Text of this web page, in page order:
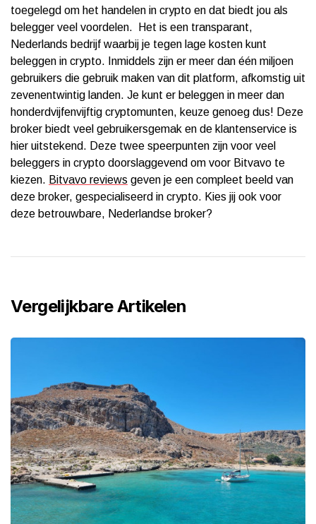
toegelegd om het handelen in crypto en dat biedt jou als
belegger veel voordelen. Het is een transparant,
Nederlands bedrijf waarbij je tegen lage kosten kunt
beleggen in crypto. Inmiddels zijn er meer dan één miljoen
gebruikers die gebruik maken van dit platform, afkomstig uit
zevenentwintig landen. Je kunt er beleggen in meer dan
honderdvijfenvijftig cryptomunten, keuze genoeg dus! Deze
broker biedt veel gebruikersgemak en de klantenservice is
hier uitstekend. Deze twee speerpunten zijn voor veel
beleggers in crypto doorslaggevend om voor Bitvavo te
kiezen. Bitvavo reviews geven je een compleet beeld van
deze broker, gespecialiseerd in crypto. Kies jij ook voor
deze betrouwbare, Nederlandse broker?
Vergelijkbare Artikelen